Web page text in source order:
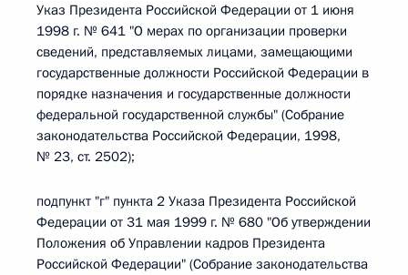
Указ Президента Российской Федерации от 1 июня
1998 г. № 641 "О мерах по организации проверки
сведений, представляемых лицами, замещающими
государственные должности Российской Федерации в
порядке назначения и государственные должности
федеральной государственной службы" (Собрание
законодательства Российской Федерации, 1998,
№ 23, ст. 2502);
подпункт "г" пункта 2 Указа Президента Российской
Федерации от 31 мая 1999 г. № 680 "Об утверждении
Положения об Управлении кадров Президента
Российской Федерации" (Собрание законодательства